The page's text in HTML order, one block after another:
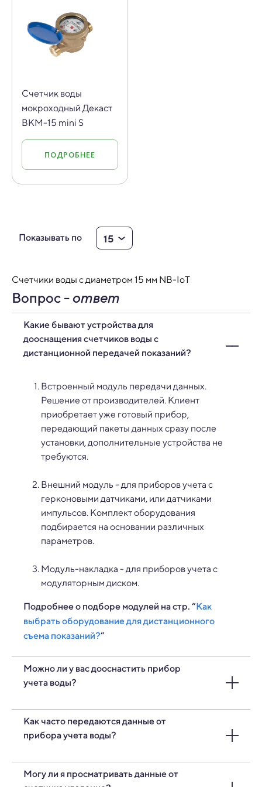
Счетчик воды
мокроходный Декаст
ВКМ-15 mini S
ПОДРОБНЕЕ
Показывать по 15
Счетчики воды с диаметром 15 мм NB-IoT
Вопрос -ответ
Какие бывают устройства для
дооснащения счетчиков воды с
дистанционной передачей показаний?
Встроенный модуль передачи данных.
Решение от производителей. Клиент
приобретает уже готовый прибор,
передающий пакеты данных сразу после
установки, дополнительные устройства не
требуются.
Внешний модуль - для приборов учета с
герконовыми датчиками, или датчиками
импульсов. Комплект оборудования
подбирается на основании различных
параметров.
Модуль-накладка - для приборов учета с
модуляторным диском.
Подробнее о подборе модулей на стр. “Как
выбрать оборудование для дистанционного
съема показаний?”
Можно ли у вас дооснастить прибор
учета воды?
Да, мы оказываем услуги по дооснащению
водомеров. а также установке устройств
учета воды.
Как часто передаются данные от
прибора учета воды?
Данные передаются в интервале от 1 раза в день
до 1 раза в месяц в зависимости от
Могу ли я просматривать данные от